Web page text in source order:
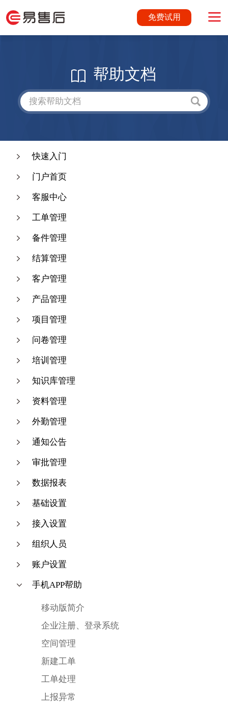
免费试用
帮助文档
快速入门
门户首页
客服中心
工单管理
备件管理
结算管理
客户管理
产品管理
项目管理
问卷管理
培训管理
知识库管理
资料管理
外勤管理
通知公告
审批管理
数据报表
基础设置
接入设置
组织人员
账户设置
手机APP帮助
移动版简介
企业注册、登录系统
空间管理
新建工单
工单处理
上报异常